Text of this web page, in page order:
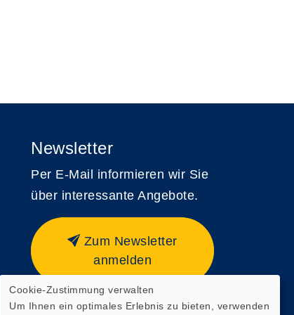
Newsletter
Per E-Mail informieren wir Sie
über interessante Angebote.
Zum Newsletter
anmelden
Webseite zuletzt aktualisiert
Cookie-Zustimmung verwalten
Um Ihnen ein optimales Erlebnis zu bieten, verwenden